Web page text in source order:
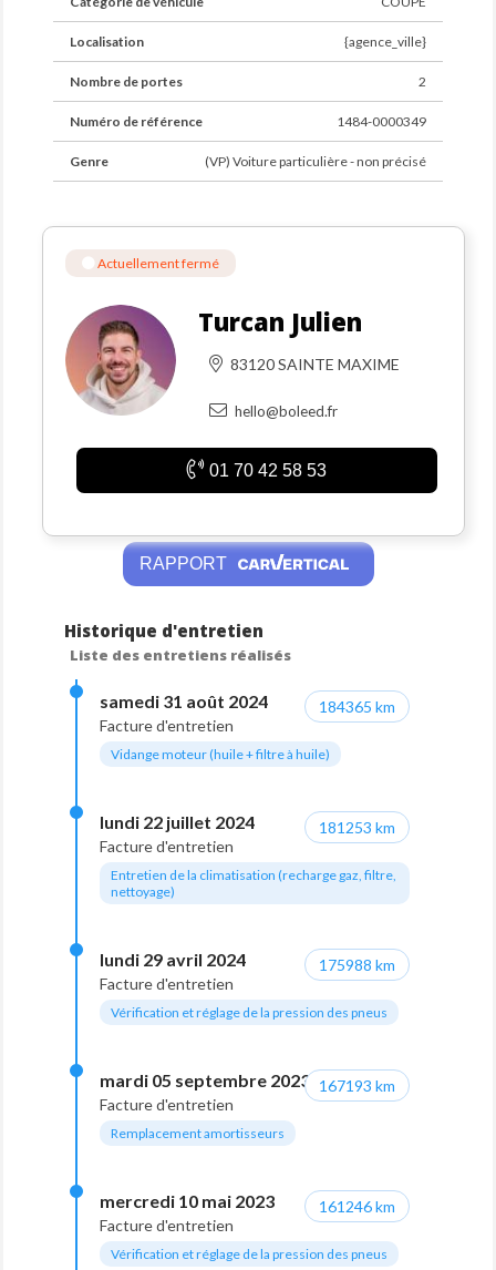
Localisation {agence_ville}
Nombre de portes 2
Numéro de référence 1484-0000349
Genre (VP) Voiture particulière - non précisé
Actuellement fermé
Turcan Julien
83120 SAINTE MAXIME
hello@boleed.fr
01 70 42 58 53
RAPPORT
Historique d'entretien
Liste des entretiens réalisés
samedi 31 août 2024
Facture d'entretien
Vidange moteur (huile + filtre à huile)
184365 km
lundi 22 juillet 2024
Facture d'entretien
Entretien de la climatisation (recharge gaz, filtre,
nettoyage)
181253 km
lundi 29 avril 2024
Facture d'entretien
Vérification et réglage de la pression des pneus
175988 km
mardi 05 septembre 2023
Facture d'entretien
Remplacement amortisseurs
167193 km
mercredi 10 mai 2023
Facture d'entretien
Vérification et réglage de la pression des pneus
161246 km